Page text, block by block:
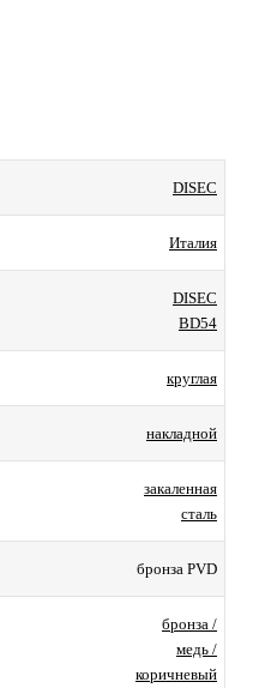
DISEC
Италия
DISEC
BD54
круглая
накладной
закаленная
сталь
бронза PVD
бронза /
медь /
коричневый